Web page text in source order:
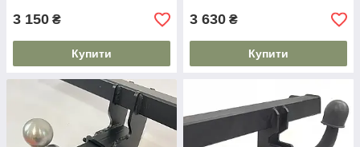
3 150 ₴
Купити
3 630 ₴
Купити